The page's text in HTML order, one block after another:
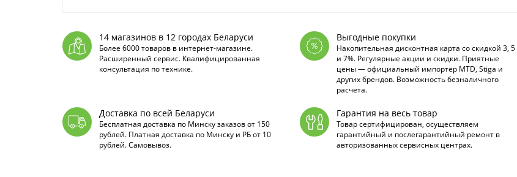
14 магазинов в 12 городах Беларуси
Более 6000 товаров в интернет-магазине.
Расширенный сервис. Квалифицированная
консультация по технике.
Выгодные покупки
Накопительная дисконтная карта со скидкой 3, 5
и 7%. Регулярные акции и скидки. Приятные
цены — официальный импортёр MTD, Stiga и
других брендов. Возможность безналичного
расчета.
Доставка по всей Беларуси
Бесплатная доставка по Минску заказов от 150
рублей. Платная доставка по Минску и РБ от 10
рублей. Самовывоз.
Гарантия на весь товар
Товар сертифицирован, осуществляем
гарантийный и послегарантийный ремонт в
авторизованных сервисных центрах.